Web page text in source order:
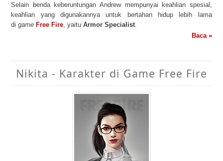
Selain benda keberuntungan Andrew mempunyai keahlian spesial,
keahlian yang digunakannya untuk bertahan hidup lebih lama
digameFree Fire , yaituArmor Specialist
Baca »
Nikita - Karakter di Game Free Fire